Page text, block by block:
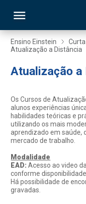
Ensino Einstein
Atualização a Distância
Atualização a
Os Cursos de
alunos experiências
habilidades teóricas e
utilizando os mais
aprendizado em saúde,
mercado de trabalho.
Modalidade
EAD:Acesso ao video
conforme
Há possibilidade de
gravadas.